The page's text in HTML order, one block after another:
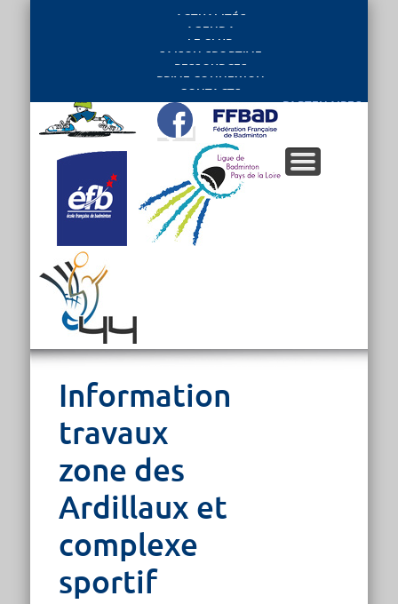
ACTUALITÉS
AGENDA
LE CLUB
SAISON SPORTIVE
RESSOURCES
PRIVE CONNEXION
CONTACTS
PARTENAIRES
Information
travaux
zone des
Ardillaux et
complexe
sportif